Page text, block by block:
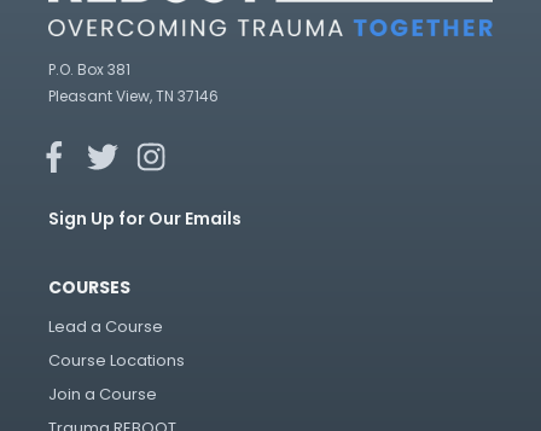
P.O. Box 381
Pleasant View, TN 37146
Sign Up for Our Emails
COURSES
Lead a Course
Course Locations
Join a Course